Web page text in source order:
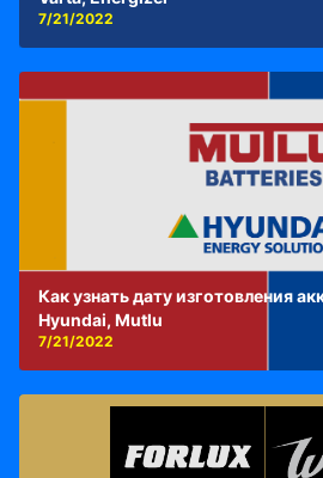
7/21/2022
Как узнать дату изготовления
Hyundai, Mutlu
7/21/2022